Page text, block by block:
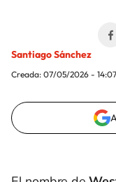
Santiago Sánchez
Creada: 07/05/2026 - 14:07